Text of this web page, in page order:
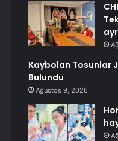
Kaybolan Tosunlar
Bulundu
Ağustos 9, 2026